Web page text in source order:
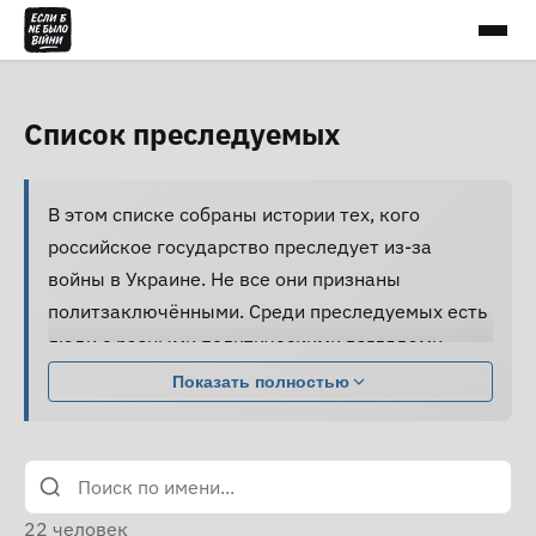
Список преследуемых
В этом списке собраны истории тех, кого
российское государство преследует из-за
войны в Украине. Не все они признаны
политзаключёнными. Среди преследуемых есть
люди с разными политическими взглядами,
совершившие разные поступки.
жестокому обращению и пыткам, принуждаются
к признанию вины и не получают нормальной
юридической помощи, а правозащитники не
Показать полностью
22 человек